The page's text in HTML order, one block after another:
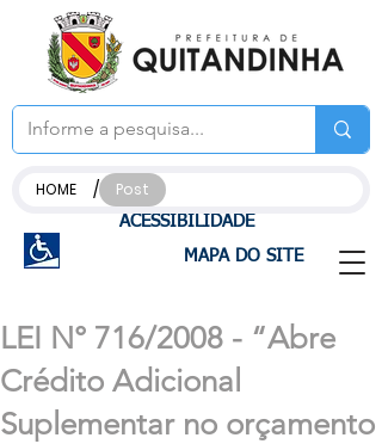
ACESSIBILIDADE
MAPA DO SITE
HOME / Post
LEI N° 716/2008 - “Abre
Crédito Adicional
Suplementar no orçamento